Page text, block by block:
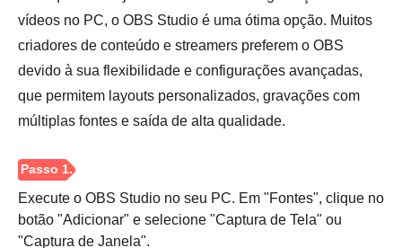
vídeos no PC, o OBS Studio é uma ótima opção. Muitos
criadores de conteúdo e streamers preferem o OBS
devido à sua flexibilidade e configurações avançadas,
que permitem layouts personalizados, gravações com
múltiplas fontes e saída de alta qualidade.
Execute o OBS Studio no seu PC. Em "Fontes", clique no
botão "Adicionar" e selecione "Captura de Tela" ou
"Captura de Janela".